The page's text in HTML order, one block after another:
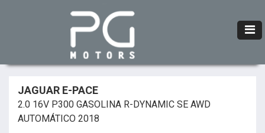
JAGUAR E-PACE
2.0 16V P300 GASOLINA R-DYNAMIC SE AWD
AUTOMÁTICO 2018